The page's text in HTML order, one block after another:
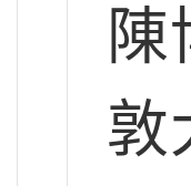
敦